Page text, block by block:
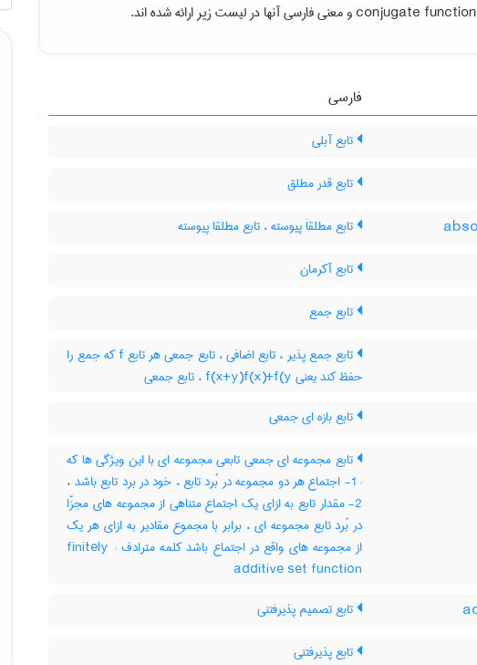
conjugate functionو معنی فارسی آنها در لیست زیر ارائه شده اند.
فارسی
تابع آبلی
تابع قدر مطلق
تابع مطلقاَ پیوسته ، تابع مطلقا پیوسته
تابع آکرمان
تابع جمع
تابع جمع پذیر ، تابع اضافی ، تابع جمعی هر تابع f که جمع را
حفظ کند یعنی f(x+y)f(x)+f(y ، تابع جمعی
تابع بازه ای جمعی
تابع مجموعه ای جمعی تابعی مجموعه ای با این ویژگی ها که
: 1- اجتماع هر دو مجموعه در بُرد تابع ، خود در برد تابع باشد ،
2- مقدار تابع به ازای یک اجتماع متناهی از مجموعه های مجزّا
در بُرد تابع مجموعه ای ، برابر با مجموع مقادیر به ازای هر یک
از مجموعه های واقع در اجتماع باشد کلمه مترادف : finitely
additive set function
تابع تصمیم پذیرفتنی
تابع پذیرفتنی